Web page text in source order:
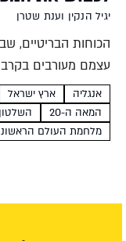
יגיל הנקין וענת שטרן
הכוחות הבריטיים,
עצמם מעורבים
המפתח של ארץ
ושינוי באסטרטגיה,
אנגליה ארץ ישראל
המאה ה-20
מלחמת העולם